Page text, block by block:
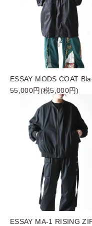
ESSAY MODS COAT
55,000円(税5,000円)
ESSAY MA-1 RISING